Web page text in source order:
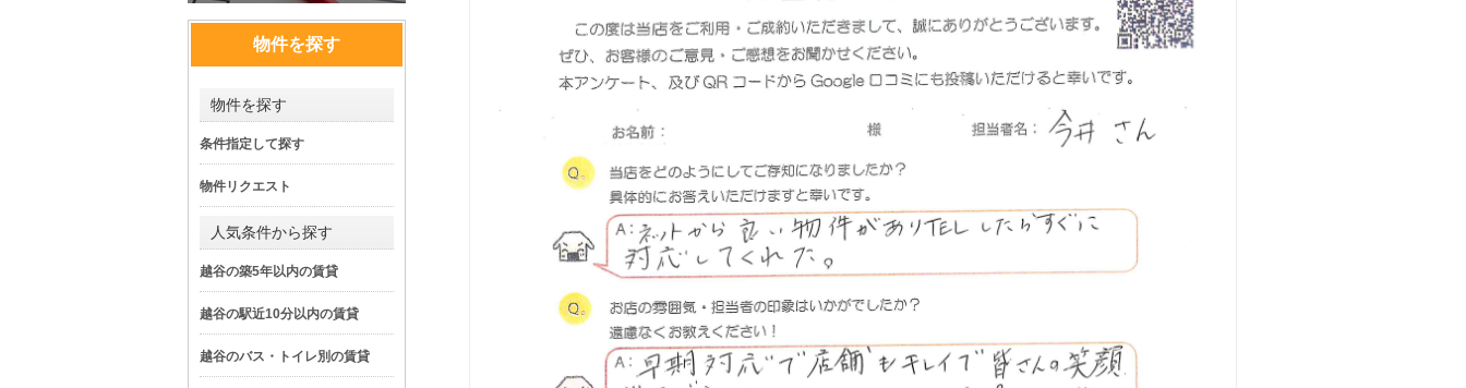
物件を探す
物件を探す
条件指定して探す
物件リクエスト
人気条件から探す
越谷の築5年以内の賃貸
越谷の駅近10分以内の賃貸
越谷のバス・トイレ別の賃貸